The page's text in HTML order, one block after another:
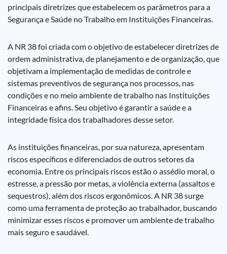
principais diretrizes que estabelecem os parâmetros para a
Segurança e Saúde no Trabalho em Instituições Financeiras.
A NR 38 foi criada com o objetivo de estabelecer diretrizes de
ordem administrativa, de planejamento e de organização, que
objetivam a implementação de medidas de controle e
sistemas preventivos de segurança nos processos, nas
condições e no meio ambiente de trabalho nas Instituições
Financeiras e afins. Seu objetivo é garantir a saúde e a
integridade física dos trabalhadores desse setor.
As instituições financeiras, por sua natureza, apresentam
riscos específicos e diferenciados de outros setores da
economia. Entre os principais riscos estão o assédio moral, o
estresse, a pressão por metas, a violência externa (assaltos e
sequestros), além dos riscos ergonômicos. A NR 38 surge
como uma ferramenta de proteção ao trabalhador, buscando
minimizar esses riscos e promover um ambiente de trabalho
mais seguro e saudável.